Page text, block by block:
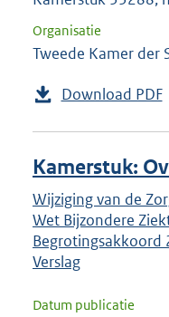
Organisatie
Tweede Kamer der
Download PDF
Kamerstuk:
Wijziging van de
Wet Bijzondere
Begrotingsakkoord
Verslag
Datum publicatie